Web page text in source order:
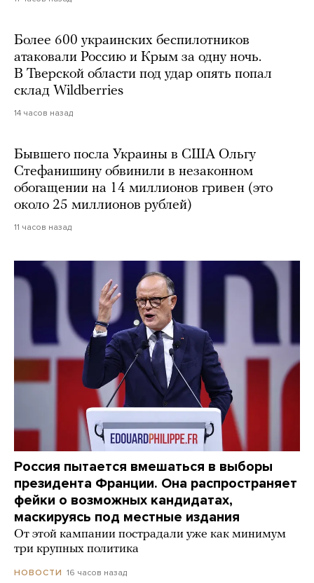
Более 600 украинских беспилотников
атаковали Россию и Крым за одну ночь.
В Тверской области под удар опять попал
склад Wildberries
14 часов назад
Бывшего посла Украины в США Ольгу
Стефанишину обвинили в незаконном
обогащении на 14 миллионов гривен (это
около 25 миллионов рублей)
11 часов назад
Россия пытается вмешаться в выборы
президента Франции. Она распространяет
фейки о возможных кандидатах,
маскируясь под местные издания
От этой кампании пострадали уже как минимум
три крупных политика
НОВОСТИ 16 часов назад